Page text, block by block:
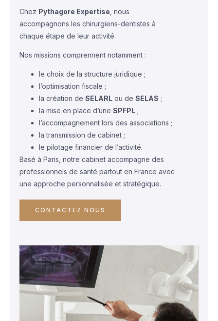
Chez Pythagore Expertise , nous
accompagnons les chirurgiens-dentistes à
chaque étape de leur activité.
Nos missions comprennent notamment :
le choix de la structure juridique ;
l’optimisation fiscale ;
la création de SELARL ou de SELAS ;
la mise en place d’une SPFPL ;
l’accompagnement lors des associations ;
la transmission de cabinet ;
le pilotage financier de l’activité.
Basé à Paris, notre cabinet accompagne des
professionnels de santé partout en France avec
une approche personnalisée et stratégique.
CONTACTEZ NOUS